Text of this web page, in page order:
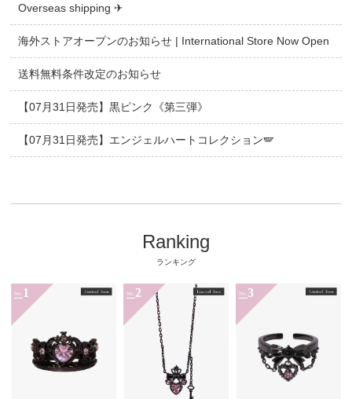
Overseas shipping ✈
海外ストアオープンのお知らせ | International Store Now Open
送料無料条件改定のお知らせ
【07月31日発売】黒ピンク《第三弾》
【07月31日発売】エンジェルハートコレクション🪽
Ranking
ランキング
No. 1 No. 2 No. 3